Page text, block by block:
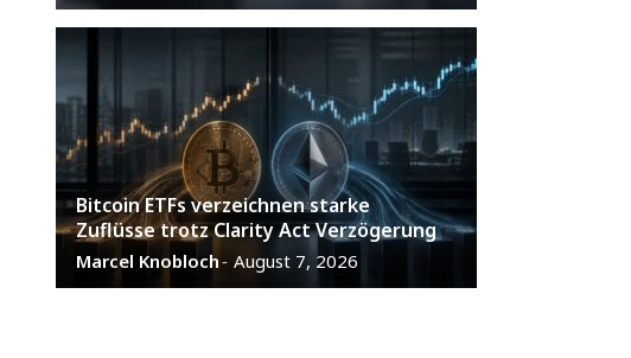
Bitcoin ETFs verzeichnen starke
Zuflüsse trotz Clarity Act Verzögerung
Marcel Knobloch- August 7, 2026